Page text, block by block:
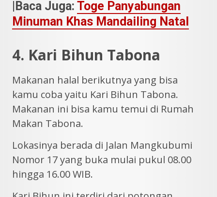
|Baca Juga: Toge Panyabungan
Minuman Khas Mandailing Natal
4. Kari Bihun Tabona
Makanan halal berikutnya yang bisa
kamu coba yaitu Kari Bihun Tabona.
Makanan ini bisa kamu temui di Rumah
Makan Tabona.
Lokasinya berada di Jalan Mangkubumi
Nomor 17 yang buka mulai pukul 08.00
hingga 16.00 WIB.